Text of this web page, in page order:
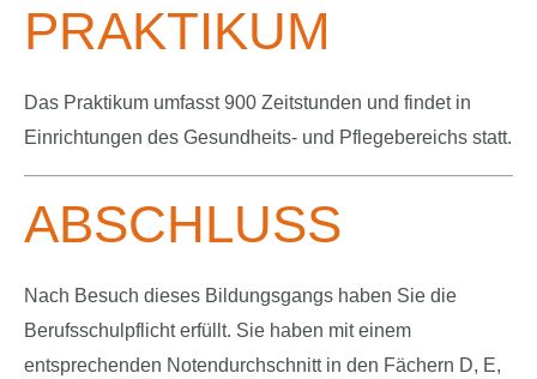
PRAKTIKUM
Das Praktikum umfasst 900 Zeitstunden und findet in
Einrichtungen des Gesundheits- und Pflegebereichs statt.
ABSCHLUSS
Nach Besuch dieses Bildungsgangs haben Sie die
Berufsschulpflicht erfüllt. Sie haben mit einem
entsprechenden Notendurchschnitt in den Fächern D, E,